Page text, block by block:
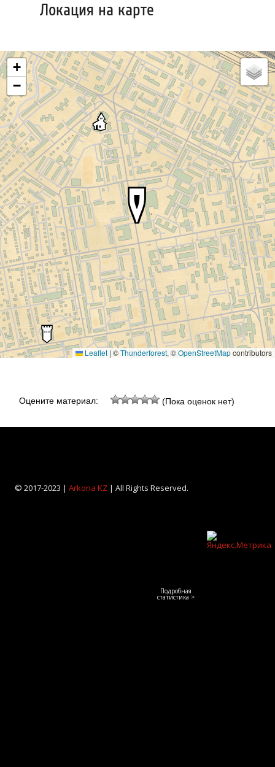
Локация на карте
+
−
Leaflet | ©Thunderforest, ©OpenStreetMapcontributors
Оцените материал: (Пока оценок нет)
© 2017-2023 | Arkona KZ| All Rights Reserved.
Подробная
статистика >